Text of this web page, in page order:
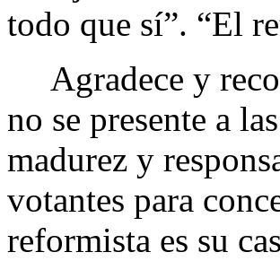
todo que sí”. “El
Agradece y
no se presente a
madurez y
votantes para
reformista es su